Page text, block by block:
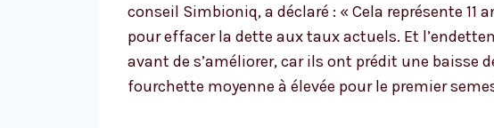
conseil Simbioniq, a déclaré : « Cela représente 11
pour effacer la dette aux taux actuels. Et
avant de s’améliorer, car ils ont prédit une baisse
fourchette moyenne à élevée pour le premier